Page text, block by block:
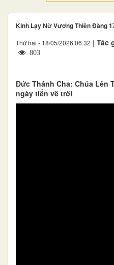
Kinh Lạy Nữ Vương Thiên Đàng
Thứ hai - 18/05/2026 06:32 | Tác
803
Đức Thánh Cha: Chúa Lên
ngày tiến về trời